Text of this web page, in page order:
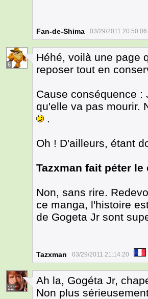
Fan-de-Shima 03/29/2011 20:50:06
6
Héhé, voilà une page
reposer tout en
Cause conséquence :
qu'elle va pas mourir.
.
Oh ! D'ailleurs, étant
Tazxman fait péter
Non, sans rire.
ce manga, l'histoire
de Gogeta Jr sont
Tazxman 03/29/2011 21:14:20
22
Ah la, Gogéta Jr,
Non plus